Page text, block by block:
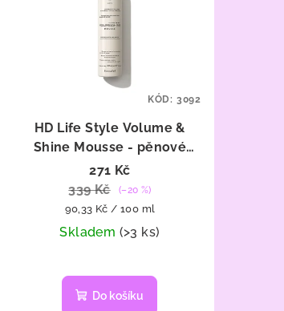
HD Life Style Volume &
Shine Mousse - pěnové
tužidlo pro objem 300 ml
271 Kč
339 Kč
(–20 %)
Měrná
cena:
90,33 Kč / 100 ml
Skladem (>3 ks)
Do košíku
KÓD: 3092